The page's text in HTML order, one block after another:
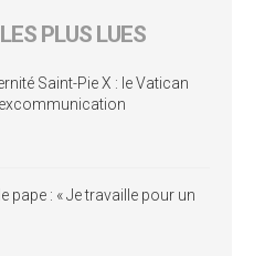
PLUS LUES
Saint-Pie X : le Vatican
pape : « Je travaille pour un